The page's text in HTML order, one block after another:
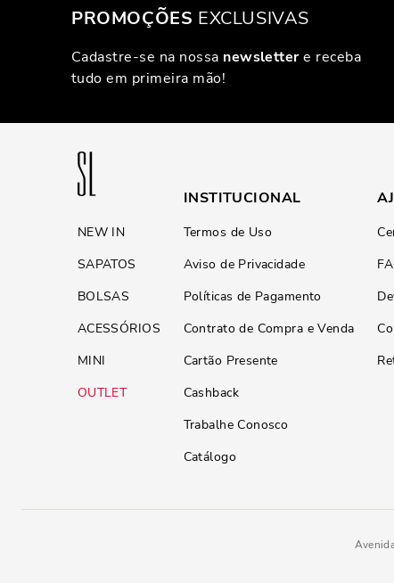
PROMOÇÕES EXCLUSIVAS
Cadastre-se na nossa newslettere receba
tudo em primeira mão!
NEW IN
SAPATOS
BOLSAS
ACESSÓRIOS
MINI
OUTLET
INSTITUCIONAL
Termos de Uso
Aviso de Privacidade
Políticas de Pagamento
Contrato de Compra e Venda
Cartão Presente
Cashback
Trabalhe Conosco
Catálogo